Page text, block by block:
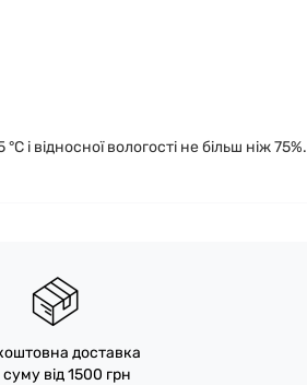
і відносної вологості не більш ніж 75%.
доставка
від 1500 грн